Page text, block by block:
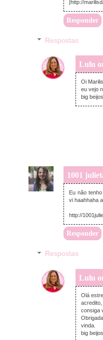
|http://
Responder
Respostas
Lulu
Oi
eu vejo
big beijos
1001
Eu não
vi haahhaha
http://
Responder
Respostas
Lulu
Olá
consiga
vinda.
big beijos